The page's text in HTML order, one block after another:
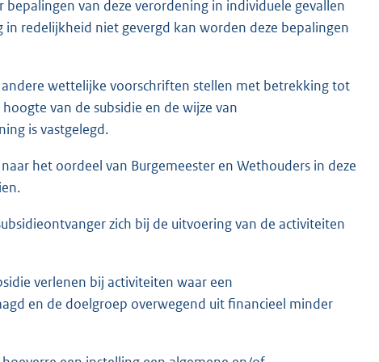
van deze verordening in individuele gevallen
redelijkheid niet gevergd kan worden deze bepalingen
wettelijke voorschriften stellen met betrekking tot
van de subsidie en de wijze van
is vastgelegd.
het oordeel van Burgemeester en Wethouders in deze
zich bij de uitvoering van de activiteiten
verlenen bij activiteiten waar een
en de doelgroep overwegend uit financieel minder